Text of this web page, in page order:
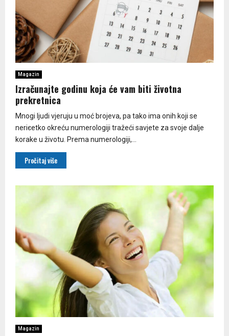
Magazin
Izračunajte godinu koja će vam biti životna
prekretnica
Mnogi ljudi vjeruju u moć brojeva, pa tako ima onih koji se
neriєetko okreću numerologiji tražeći savjete za svoje dalje
korake u životu. Prema numerologiji,...
Pročitaj više
Magazin